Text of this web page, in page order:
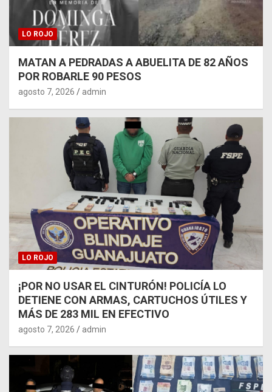
LO ROJO
MATAN A PEDRADAS A ABUELITA DE 82 AÑOS
POR ROBARLE 90 PESOS
agosto 7, 2026 admin
LO ROJO
¡POR NO USAR EL CINTURÓN! POLICÍA LO
DETIENE CON ARMAS, CARTUCHOS ÚTILES Y
MÁS DE 283 MIL EN EFECTIVO
agosto 7, 2026 admin